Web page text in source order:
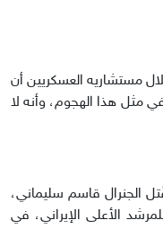
مستشاريه العسكريين أن
في مثل هذا الهجوم، وأنه لا
قُتل الجنرال قاسم سليماني،
الأعلى الإيراني، في